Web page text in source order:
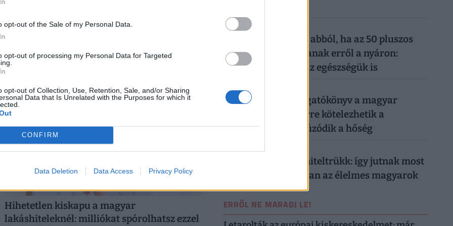
opt-out of the Sale of my Personal Data.
opt-out of processing my Personal Data for Targeted
opt-out of Collection, Use, Retention, Sale, and/or Sharing
Data that Is Unrelated with the Purposes for which it
CONFIRM
Data Deletion Data Access Privacy Policy
zsebében: minden második nő azonnal
bajba kerülne, ha beüt a krach
A váratlan kiadások a nőket és a férfiakat hasonló
gyakorisággal érintik, a nőkre viszont mind anyagi,
rónak.
Hihetetlen kiskapu a magyar
lakáshiteleknél: milliókat spórolhatsz ezzel
2026. augusztus 6.
Komoly baj is lehet abból, ha az 50 pluszos
magyarok lemondanak erről a nyáron:
könnyen rámehet az egészségük is
2026. augusztus 6.
Készül a válságforgatókönyv a magyar
munkahelyeken: erre kötelezhetik a
dolgozókat, ha elhúzódik a hőség
2026. augusztus 5.
Működik a legális hiteltrükk: így jutnak most
milliókhoz olcsóbban az élelmes magyarok
ERRŐL NE MARADJ LE!